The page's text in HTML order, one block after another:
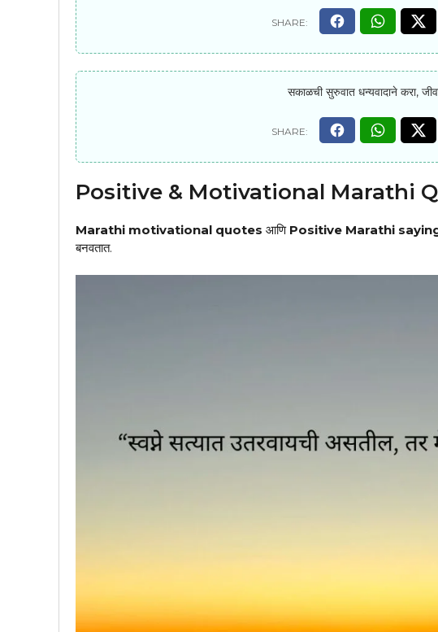
सकाळची सुरुवात धन्यवादाने करा,
Positive & Motivational Marathi
Marathi motivational quotes आणि Positive Marathi
बनवतात.